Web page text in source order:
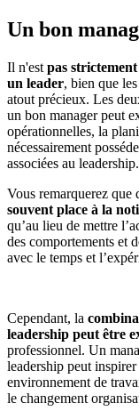
Un bon
Il n'est pas
un leader, bien que
atout précieux. Les
un bon manager peut
opérationnelles, la
nécessairement
associées au leadership.
Vous remarquerez que
souvent place à la
qu’au lieu de mettre
des comportements et
avec le temps et
Cependant, la
leadership peut être
professionnel. Un
leadership peut
environnement de
le changement